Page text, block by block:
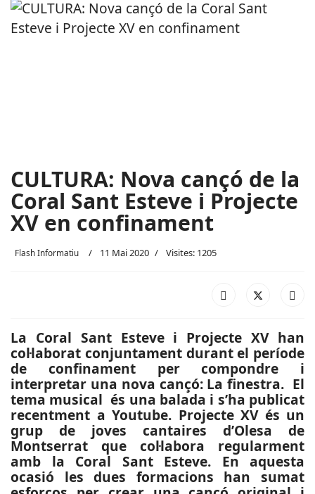
CULTURA: Nova cançó de la
Coral Sant Esteve i Projecte
XV en confinament
Flash Informatiu 11 Mai 2020 Visites: 1205
La Coral Sant Esteve i Projecte XV han
col·laborat conjuntament durant el període
de confinament per compondre i
interpretar una nova cançó: La finestra. El
tema musical és una balada i s’ha publicat
recentment a Youtube. Projecte XV és un
grup de joves cantaires d’Olesa de
Montserrat que col·labora regularment
amb la Coral Sant Esteve. En aquesta
ocasió les dues formacions han sumat